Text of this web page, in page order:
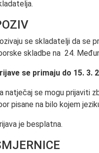
se skladatelji da se
skladbe na 24.
se primaju do 15. 3.
natječaj se mogu prijaviti
pisane na bilo kojem
je besplatna.